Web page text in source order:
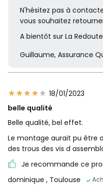
N'hésitez pas à
vous souhaitez
A bientôt sur La Redoute
Guillaume, Assurance
18/01/2023
belle qualité
Belle qualité, bel effet.
Le montage aurait pu être
des trous des vis d
Je recommande ce
dominique , Toulouse